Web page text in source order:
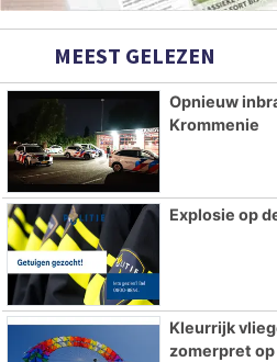
MEEST GELEZEN
Opnieuw
Krommenie
Explosie op
Kleurrijk
zomerpret